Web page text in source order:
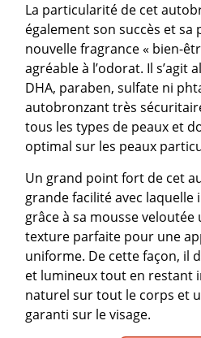
La particularité de cet
également son succès et sa
nouvelle fragrance « bien-
agréable à l’odorat. Il s’agit
DHA, paraben, sulfate ni
autobronzant très
tous les types de peaux et
optimal sur les peaux
Un grand point fort de cet
grande facilité avec laquelle
grâce à sa mousse
texture parfaite pour une
uniforme. De cette façon, il
et lumineux tout en restant
naturel sur tout le corps et
garanti sur le visage.